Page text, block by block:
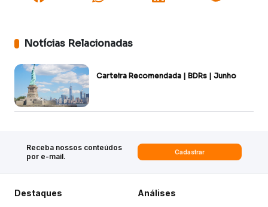
Notícias Relacionadas
Carteira Recomendada | BDRs | Junho
Receba nossos conteúdos
por e-mail.
Cadastrar
Destaques Análises